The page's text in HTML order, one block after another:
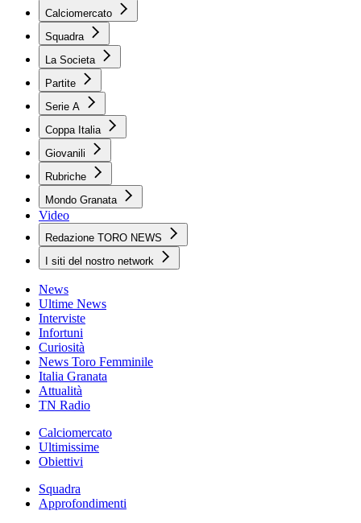
Calciomercato
Squadra
La Societa
Partite
Serie A
Coppa Italia
Giovanili
Rubriche
Mondo Granata
Video
Redazione TORO NEWS
I siti del nostro network
News
Ultime News
Interviste
Infortuni
Curiosità
News Toro Femminile
Italia Granata
Attualità
TN Radio
Calciomercato
Ultimissime
Obiettivi
Squadra
Approfondimenti